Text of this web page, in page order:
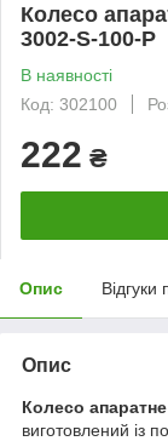
Колесо
3002-S-100-P
В наявності
Код: 302100
222 ₴
Опис Відгуки
Опис
Колесо
виготовлений із